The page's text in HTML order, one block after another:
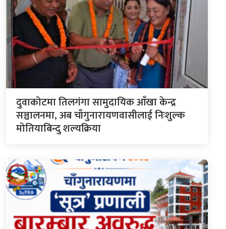
दुवाकोटमा तिलगंगा सामुदायिक आँखा केन्द्र
सञ्चालनमा, अब चाँगुनारायणवासीलाई निःशुल्क
मोतियाबिन्दु शल्यक्रिया